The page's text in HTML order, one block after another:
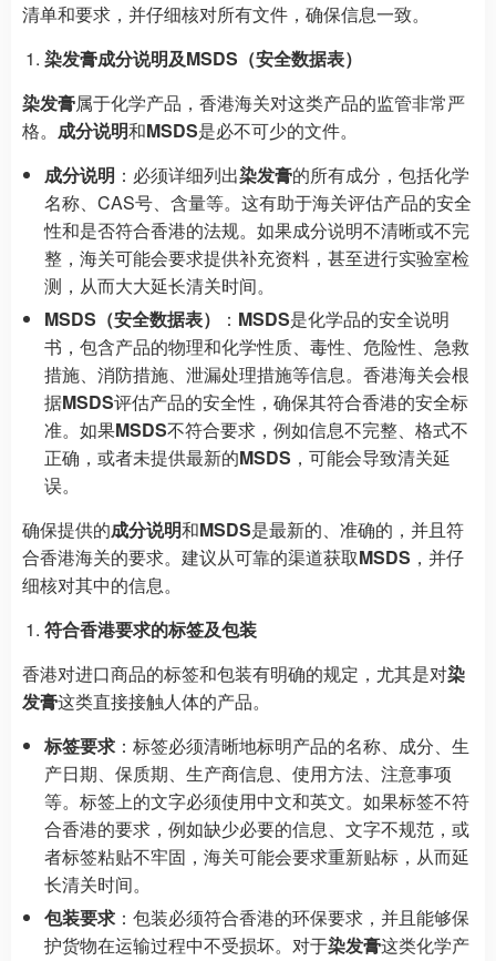
清单和要求，并仔细核对所有文件，确保信息一致。
染发膏成分说明及MSDS（安全数据表）
染发膏属于化学产品，香港海关对这类产品的监管非常严
格。 成分说明和MSDS是必不可少的文件。
成分说明 ：必须详细列出染发膏的所有成分，包括化学
名称、CAS号、含量等。这有助于海关评估产品的安全
性和是否符合香港的法规。如果成分说明不清晰或不完
整，海关可能会要求提供补充资料，甚至进行实验室检
测，从而大大延长清关时间。
MSDS（安全数据表）
： MSDS是化学品的安全说明
书，包含产品的物理和化学性质、毒性、危险性、急救
措施、消防措施、泄漏处理措施等信息。香港海关会根
据MSDS评估产品的安全性，确保其符合香港的安全标
准。如果MSDS不符合要求，例如信息不完整、格式不
正确，或者未提供最新的MSDS ，可能会导致清关延
误。
确保提供的成分说明和MSDS是最新的、准确的，并且符
合香港海关的要求。建议从可靠的渠道获取MSDS ，并仔
细核对其中的信息。
符合香港要求的标签及包装
香港对进口商品的标签和包装有明确的规定，尤其是对染
发膏这类直接接触人体的产品。
标签要求 ：标签必须清晰地标明产品的名称、成分、生
产日期、保质期、生产商信息、使用方法、注意事项
等。标签上的文字必须使用中文和英文。如果标签不符
合香港的要求，例如缺少必要的信息、文字不规范，或
者标签粘贴不牢固，海关可能会要求重新贴标，从而延
长清关时间。
包装要求 ：包装必须符合香港的环保要求，并且能够保
护货物在运输过程中不受损坏。对于染发膏这类化学产